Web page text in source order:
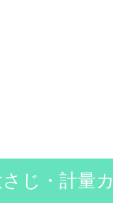
じ・計量